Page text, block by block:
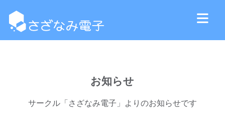
お知らせ
サークル「さざなみ電子」よりのお知らせです